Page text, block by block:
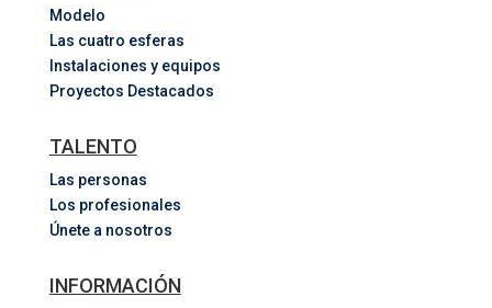
Modelo
Las cuatro esferas
Instalaciones y equipos
Proyectos Destacados
TALENTO
Las personas
Los profesionales
Únete a nosotros
INFORMACIÓN